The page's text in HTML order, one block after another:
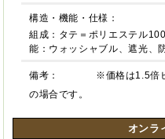
構造・機能・仕様：
組成：タテ＝ポリエステル
能：ウォッシャブル、遮光、
備考：
※価格は1.5倍
の場合です。
オンラ